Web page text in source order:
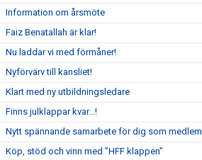
Information om årsmöte
Faiz Benatallah är klar!
Nu laddar vi med förmåner!
Nyförvärv till kansliet!
Klart med ny utbildningsledare
Finns julklappar kvar...!
Nytt spännande samarbete för dig som medlem
Köp, stöd och vinn med ”HFF klappen”